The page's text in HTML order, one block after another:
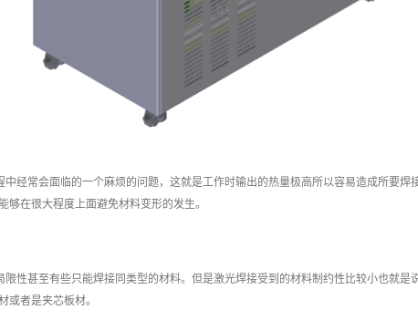
经常会面临的一个麻烦的问题，这就是工作时输出的热量极高所以容易造成所要
在很大程度上面避免材料变形的发生。
性甚至有些只能焊接同类型的材料。但是激光焊接受到的材料制约性比较小也就
或者是夹芯板材。